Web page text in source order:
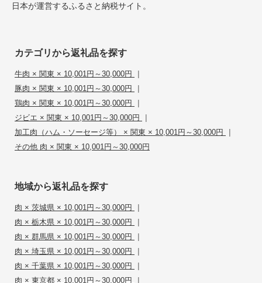
日本が運営するふるさと納税サイト。
カテゴリから返礼品を探す
牛肉 × 関東 × 10,001円～30,000円 |
豚肉 × 関東 × 10,001円～30,000円 |
鶏肉 × 関東 × 10,001円～30,000円 |
ジビエ × 関東 × 10,001円～30,000円 |
加工肉（ハム・ソーセージ等） × 関東 × 10,001円～30,000円 |
その他 肉 × 関東 × 10,001円～30,000円
地域から返礼品を探す
肉 × 茨城県 × 10,001円～30,000円 |
肉 × 栃木県 × 10,001円～30,000円 |
肉 × 群馬県 × 10,001円～30,000円 |
肉 × 埼玉県 × 10,001円～30,000円 |
肉 × 千葉県 × 10,001円～30,000円 |
肉 × 東京都 × 10,001円～30,000円 |